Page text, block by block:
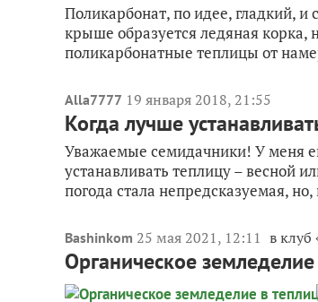
Поликарбонат, по идее, гладкий, и
крыше образуется ледяная корка,
поликарбонатные теплицы от
Alla7777 19 января 2018, 21:55
Когда лучше
Уважаемые семидачники! У меня
устанавливать теплицу – весной
погода стала непредсказуемая,
Bashinkom 25 мая 2021, 12:11 в клуб
Органическое